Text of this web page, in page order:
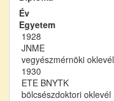
Év
Egyetem
1928
JNME
vegyészmérnöki oklevél
1930
ETE BNYTK
bölcsészdoktori oklevél